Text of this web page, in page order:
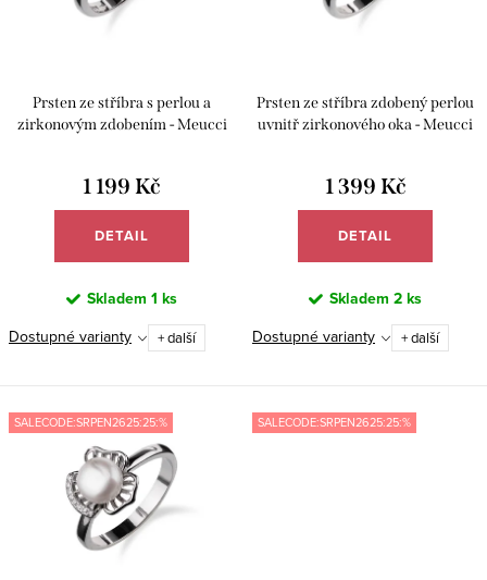
tk
Prsten ze stříbra s perlou a
zirkonovým zdobením - Meucci
1 199 Kč
DETAIL
Skladem 1 ks
Dostupné varianty + další
Prsten ze stříbra zdobený perlou
uvnitř zirkonového oka - Meucci
1 399 Kč
DETAIL
Skladem 2 ks
Dostupné varianty + další
SALECODE:SRPEN2625:25:% SALECODE:SRPEN2625:25:%